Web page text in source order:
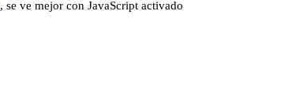
, se ve mejor con JavaScript activado